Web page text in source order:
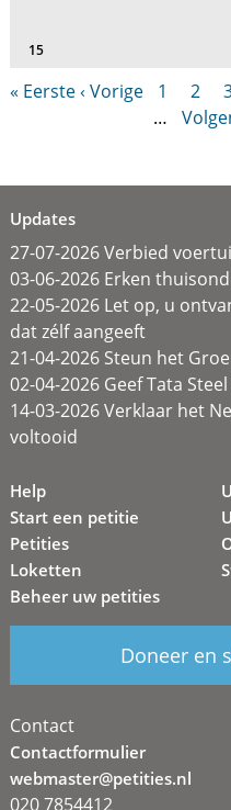
15
« Eerste‹ Vorige 1 2
…
Updates
27-07-2026 Verbied
03-06-2026 Erken
22-05-2026 Let op, u
dat zélf aangeeft
21-04-2026 Steun het
02-04-2026 Geef Tata
14-03-2026 Verklaar het
voltooid
Help
Start een petitie
Petities
Loketten
Beheer uw petities
Doneer en
Contact
Contactformulier
webmaster@petities.nl
020 7854412